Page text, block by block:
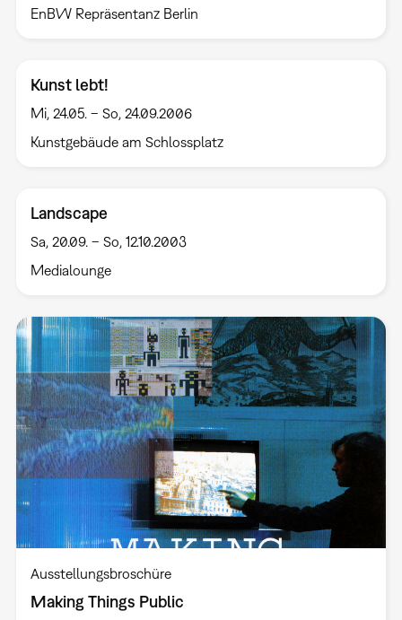
EnBW Repräsentanz Berlin
Kunst lebt!
Mi, 24.05. – So, 24.09.2006
Kunstgebäude am Schlossplatz
Landscape
Sa, 20.09. – So, 12.10.2003
Medialounge
Ausstellungsbroschüre
Making Things Public